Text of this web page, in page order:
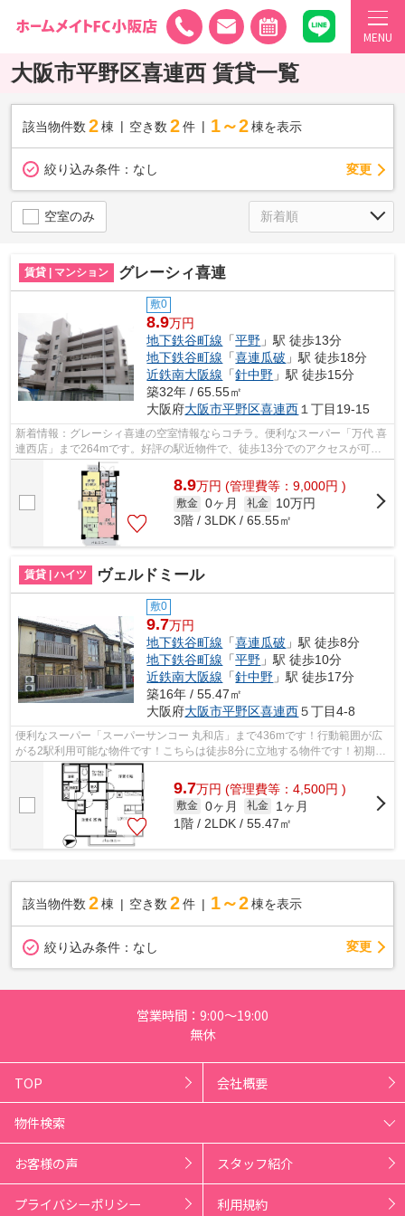
MENU
大阪市平野区喜連西 賃貸一覧
該当物件数 2棟 空き数 2 件 1～2 棟を表示
絞り込み条件： なし 変更
空室のみ
賃貸 | マンション グレーシィ喜連
敷0
8.9万円
地下鉄谷町線 「平野 」駅 徒歩13分
地下鉄谷町線 「喜連瓜破 」駅 徒歩18分
近鉄南大阪線 「針中野 」駅 徒歩15分
築32年 / 65.55㎡
大阪府大阪市平野区喜連西 １丁目19-15
新着情報：グレーシィ喜連の空室情報ならコチラ。便利なスーパー「万代 喜
連西店」まで264mです。好評の駅近物件で、徒歩13分でのアクセスが可能
です。陽が当たる物件は湿気も少なく健...
8.9万円 (管理費等：9,000円 )
敷金 0ヶ月 礼金
10万円
3階 / 3LDK / 65.55㎡
賃貸 | ハイツ ヴェルドミール
敷0
9.7万円
地下鉄谷町線 「喜連瓜破 」駅 徒歩8分
地下鉄谷町線 「平野 」駅 徒歩10分
近鉄南大阪線 「針中野 」駅 徒歩17分
築16年 / 55.47㎡
大阪府大阪市平野区喜連西５丁目4-8
便利なスーパー「スーパーサンコー 丸和店」まで436mです！行動範囲が広
がる2駅利用可能な物件です！こちらは徒歩8分に立地する物件です！初期費
用はカードで決済いただけます！より詳...
9.7万円 (管理費等：4,500円 )
敷金 0ヶ月 礼金
1ヶ月
1階 / 2LDK / 55.47㎡
該当物件数 2棟 空き数 2 件 1～2 棟を表示
絞り込み条件： なし 変更
営業時間：9:00～19:00
無休
TOP 会社概要
物件検索
お客様の声 スタッフ紹介
プライバシーポリシー 利用規約